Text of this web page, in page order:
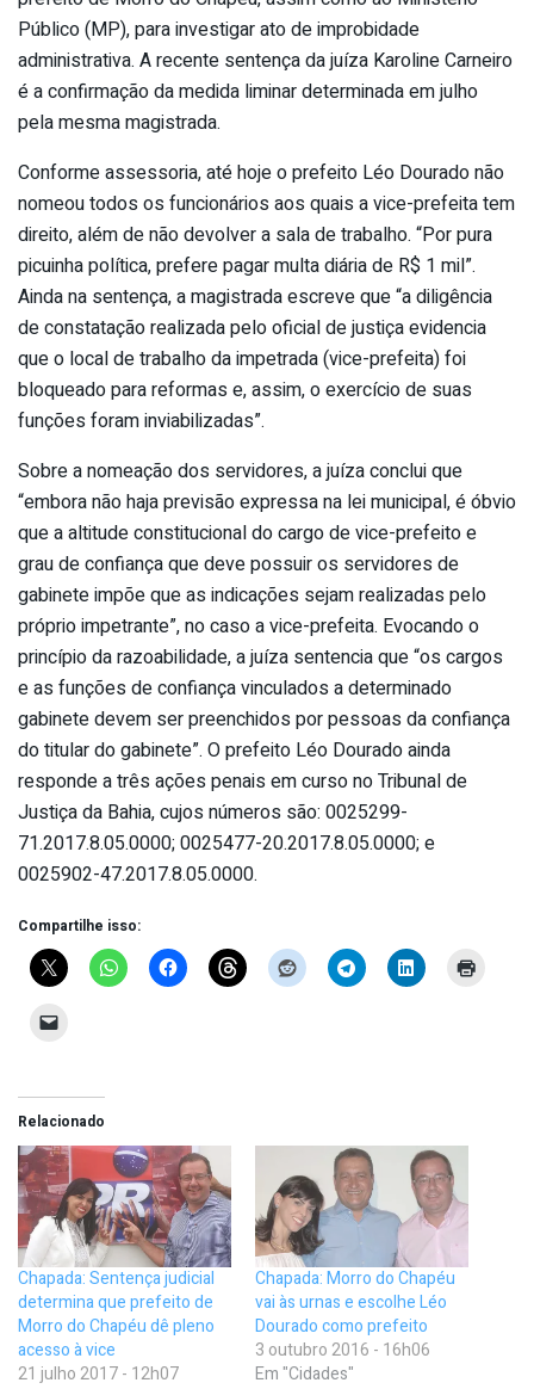
Público (MP), para investigar ato de improbidade
administrativa. A recente sentença da juíza Karoline Carneiro
é a confirmação da medida liminar determinada em julho
pela mesma magistrada.
Conforme assessoria, até hoje o prefeito Léo Dourado não
nomeou todos os funcionários aos quais a vice-prefeita tem
direito, além de não devolver a sala de trabalho. “Por pura
picuinha política, prefere pagar multa diária de R$ 1 mil”.
Ainda na sentença, a magistrada escreve que “a diligência
de constatação realizada pelo oficial de justiça evidencia
que o local de trabalho da impetrada (vice-prefeita) foi
bloqueado para reformas e, assim, o exercício de suas
funções foram inviabilizadas”.
Sobre a nomeação dos servidores, a juíza conclui que
“embora não haja previsão expressa na lei municipal, é óbvio
que a altitude constitucional do cargo de vice-prefeito e
grau de confiança que deve possuir os servidores de
gabinete impõe que as indicações sejam realizadas pelo
próprio impetrante”, no caso a vice-prefeita. Evocando o
princípio da razoabilidade, a juíza sentencia que “os cargos
e as funções de confiança vinculados a determinado
gabinete devem ser preenchidos por pessoas da confiança
do titular do gabinete”. O prefeito Léo Dourado ainda
responde a três ações penais em curso no Tribunal de
Justiça da Bahia, cujos números são: 0025299-
71.2017.8.05.0000; 0025477-20.2017.8.05.0000; e
0025902-47.2017.8.05.0000.
Compartilhe isso:
Relacionado
Chapada: Sentença judicial
determina que prefeito de
Morro do Chapéu dê pleno
acesso à vice
21 julho 2017 - 12h07
Chapada: Morro do Chapéu
vai às urnas e escolhe Léo
Dourado como prefeito
3 outubro 2016 - 16h06
Em "Cidades"